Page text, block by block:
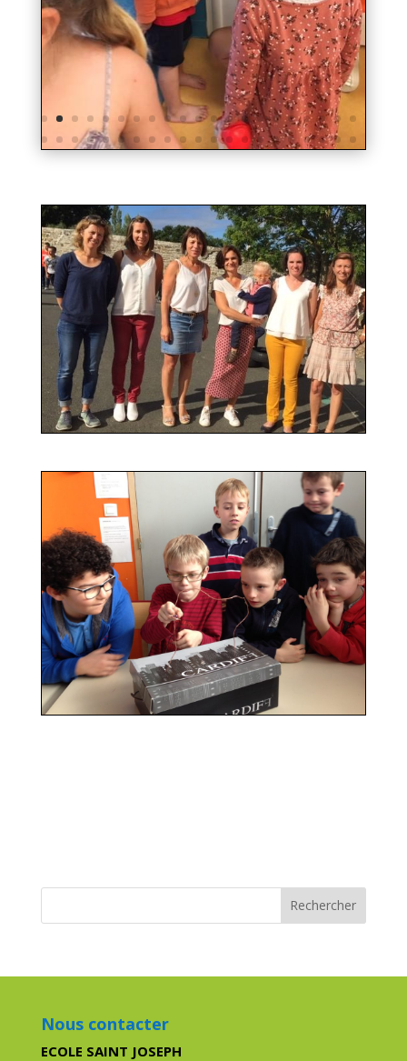
Nous contacter
ECOLE SAINT JOSEPH